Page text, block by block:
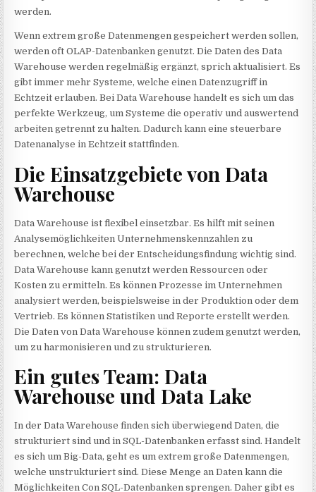
werden.
Wenn extrem große Datenmengen gespeichert werden sollen,
werden oft OLAP-Datenbanken genutzt. Die Daten des Data
Warehouse werden regelmäßig ergänzt, sprich aktualisiert. Es
gibt immer mehr Systeme, welche einen Datenzugriff in
Echtzeit erlauben. Bei Data Warehouse handelt es sich um das
perfekte Werkzeug, um Systeme die operativ und auswertend
arbeiten getrennt zu halten. Dadurch kann eine steuerbare
Datenanalyse in Echtzeit stattfinden.
Die Einsatzgebiete von Data
Warehouse
Data Warehouse ist flexibel einsetzbar. Es hilft mit seinen
Analysemöglichkeiten Unternehmenskennzahlen zu
berechnen, welche bei der Entscheidungsfindung wichtig sind.
Data Warehouse kann genutzt werden Ressourcen oder
Kosten zu ermitteln. Es können Prozesse im Unternehmen
analysiert werden, beispielsweise in der Produktion oder dem
Vertrieb. Es können Statistiken und Reporte erstellt werden.
Die Daten von Data Warehouse können zudem genutzt werden,
um zu harmonisieren und zu strukturieren.
Ein gutes Team: Data
Warehouse und Data Lake
In der Data Warehouse finden sich überwiegend Daten, die
strukturiert sind und in SQL-Datenbanken erfasst sind. Handelt
es sich um Big-Data, geht es um extrem große Datenmengen,
welche unstrukturiert sind. Diese Menge an Daten kann die
Möglichkeiten Con SQL-Datenbanken sprengen. Daher gibt es